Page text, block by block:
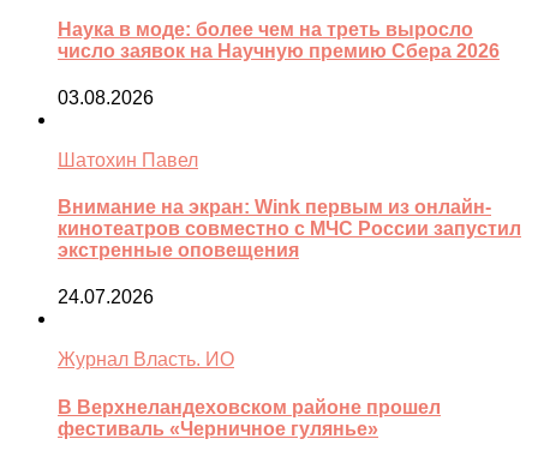
Наука в моде: более чем на треть выросло
число заявок на Научную премию Сбера 2026
03.08.2026
Шатохин Павел
Внимание на экран: Wink первым из онлайн-
кинотеатров совместно с МЧС России запустил
экстренные оповещения
24.07.2026
Журнал Власть. ИО
В Верхнеландеховском районе прошел
фестиваль «Черничное гулянье»